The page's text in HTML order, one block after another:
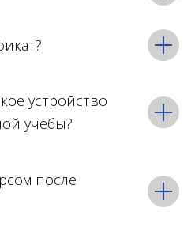
устройство
учебы?
после